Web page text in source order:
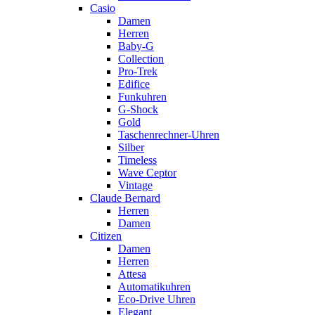
Casio
Damen
Herren
Baby-G
Collection
Pro-Trek
Edifice
Funkuhren
G-Shock
Gold
Taschenrechner-Uhren
Silber
Timeless
Wave Ceptor
Vintage
Claude Bernard
Herren
Damen
Citizen
Damen
Herren
Attesa
Automatikuhren
Eco-Drive Uhren
Elegant